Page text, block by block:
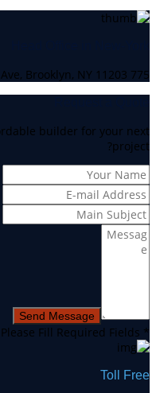
775 New York Ave, Brooklyn, NY 11203
builder for your next
project?
* Please Fill Required Fields *
Toll Free